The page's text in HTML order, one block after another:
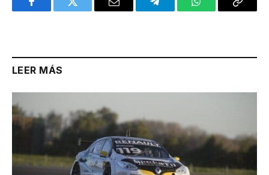
FacebookTwitter Email TelegramWhatsAppCopy
LEER MÁS